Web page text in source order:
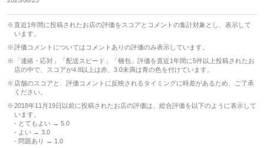
直近1年間に投稿されたお店の評価をスコアとコメントの集計対象とし、表示して
います。
評価コメントについてはコメントありの評価のみ表示しています。
「連絡・応対」「配送スピード」「梱包」評価を直近1年間に5件以上投稿されたお
店の中で、スコアが4.8以上は赤、3.0未満は青の色を付けています。
店舗のスコアと、評価コメントに反映されるタイミングに時差があるため、ご了承
ください。
2018年11月19日以前に投稿されたお店の評価は、総合評価を以下のように表示して
います。
- とてもよい → 5.0
- よい → 3.0
- 問題あり → 1.0